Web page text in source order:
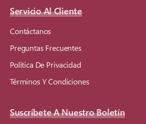
Servicio Al Cliente
Contáctanos
Preguntas Frecuentes
Política De Privacidad
Términos Y Condiciones
Suscríbete A Nuestro Boletín